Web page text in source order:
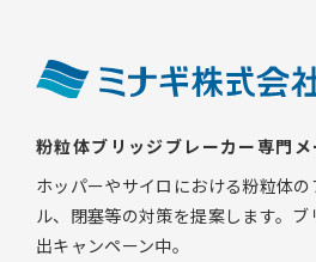
粉粒体ブリッジブレーカー専門メ
ホッパーやサイロにおける粉粒体
ル、閉塞等の対策を提案します。
出キャンペーン中。